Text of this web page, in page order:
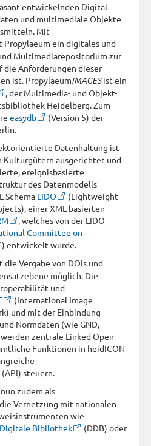
entwickelnden Digital
und multimediale Objekte
Mit
ein digitales und
Multimediarepositorium zur
die Anforderungen dieser
ist. PropylaeumIMAGESist ein
, der Multimedia- und Objekt-
Heidelberg. Zum
easydb
(Version 5) der
Datenhaltung ist
Kulturgütern ausgerichtet und
ereignisbasierte
des Datenmodells
Schema LIDO
(Lightweight
einer XML-basierten
, welches von der LIDO
Committee on
entwickelt wurde.
die Vergabe von DOIs und
möglich. Die
und
(International Image
und mit der Einbindung
Normdaten (wie GND,
zentrale Linked Open
Funktionen in heidICON
steuern.
zudem als
Vernetzung mit nationalen
wie
Bibliothek
(DDB) oder